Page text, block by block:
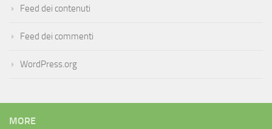
Feed dei contenuti
Feed dei commenti
WordPress.org
MORE